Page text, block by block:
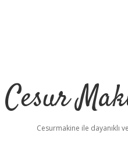
Cesur
Cesurmakine ile dayanıklı